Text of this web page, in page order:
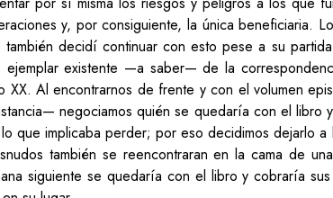
y, por consiguiente, la única beneficiaria.
decidí continuar con esto pese a su
existente —a saber— de la
XX. Al encontrarnos de frente y con el volumen
negociamos quién se quedaría con el libro
que implicaba perder; por eso decidimos dejarlo a
también se reencontraran en la cama de
siguiente se quedaría con el libro y cobraría